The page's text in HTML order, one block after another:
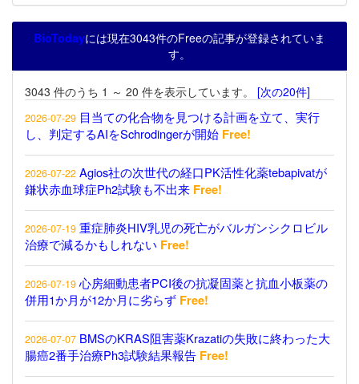
BioTodayには現在3043件のFreeの記事が登録されていま
す。
3043 件のうち 1 ～ 20 件を表示しています。 [次の20件]
2026-07-29 目当ての化合物を見つける計画を立て、実行
し、判定するAIをSchrodingerが開始 Free!
2026-07-22 Agios社の次世代の経口PK活性化薬tebapivatが
鎌状赤血球症Ph2試験も不出来 Free!
2026-07-19 重症肺炎HIV乳児の死亡がバルガンシクロビル
治療で減るかもしれない Free!
2026-07-19 心房細動患者PCI後の抗凝固薬と抗血小板薬の
併用1か月が12か月に劣らず Free!
2026-07-07 BMSのKRAS阻害薬Krazatiの失敗に終わった大
腸癌2番手治療Ph3試験結果報告 Free!